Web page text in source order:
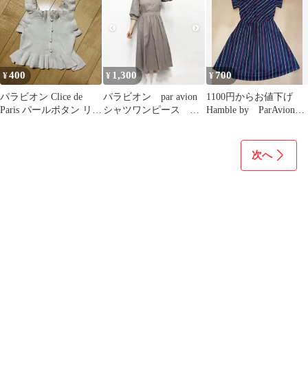
¥400
パラビオン Clice de
Paris パールボタン リブ
¥ 1,300
パラビオン par avion
シャツワンピース く
¥700
1100円からお値下げ
Hamble by ParAvionス
次へ